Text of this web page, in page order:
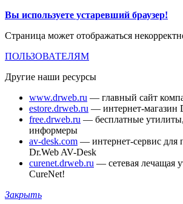
Вы используете устаревший браузер!
Страница может отображаться
ПОЛЬЗОВАТЕЛЯМ
Другие наши ресурсы
www.drweb.ru — главный сайт
estore.drweb.ru — интернет-магазин
free.drweb.ru — бесплатные
информеры
av-desk.com — интернет-сервис для
Dr.Web AV-Desk
curenet.drweb.ru — сетевая лечащая
CureNet!
Закрыть